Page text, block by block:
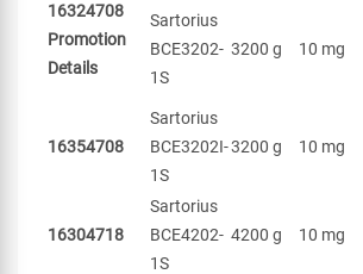
16324708
Promotion
Details
Sartorius
BCE3202-
1S
3200 g 10 mg
16354708
Sartorius
BCE3202I-
1S
3200 g 10 mg
16304718
Sartorius
BCE4202-
1S
4200 g 10 mg